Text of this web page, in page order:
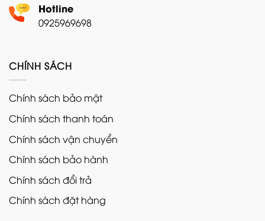
Hotline
0925969698
CHÍNH SÁCH
Chính sách bảo mật
Chính sách thanh toán
Chính sách vận chuyển
Chính sách bảo hành
Chính sách đổi trả
Chính sách đặt hàng